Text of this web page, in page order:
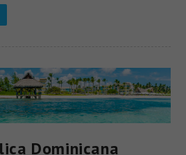
Dominicana